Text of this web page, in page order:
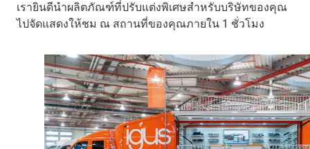
เรายินดีนำผลิตภัณฑ์ที่ปรับแต่งพิเศษสำหรับบริษัทของคุณ
ไปจัดแสดงให้ชม ณ สถานที่ของคุณภายใน 1 ชั่วโมง